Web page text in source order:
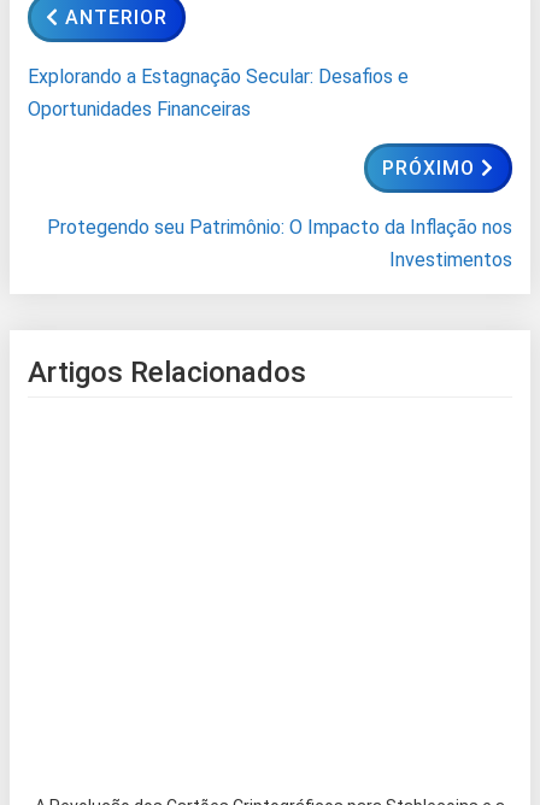
ANTERIOR
Explorando a Estagnação Secular: Desafios e
Oportunidades Financeiras
PRÓXIMO
Protegendo seu Patrimônio: O Impacto da Inflação nos
Investimentos
Artigos Relacionados